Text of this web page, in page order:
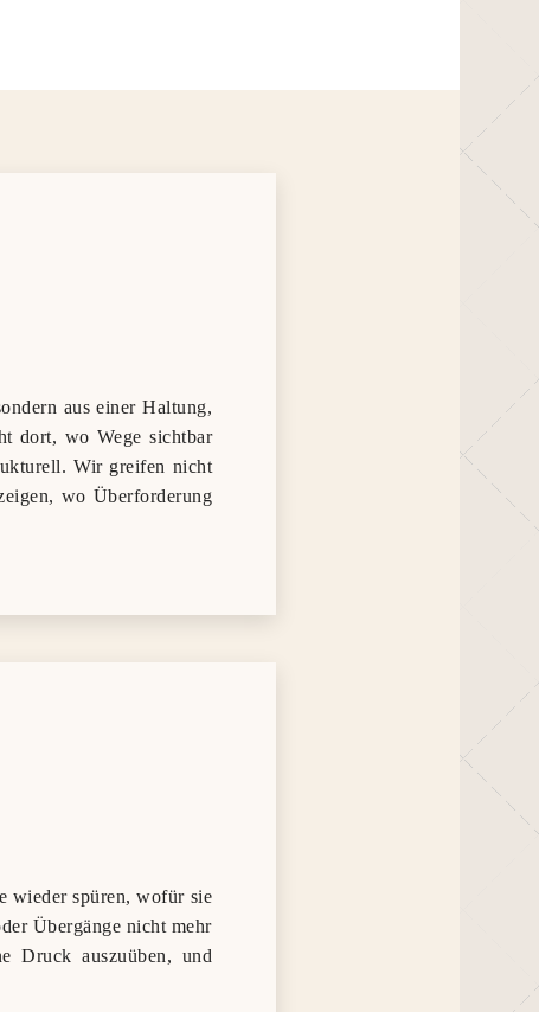
aus einer Haltung,
dort, wo Wege sichtbar
Wir greifen nicht
wo Überforderung
wieder spüren, wofür sie
Übergänge nicht mehr
Druck auszuüben, und